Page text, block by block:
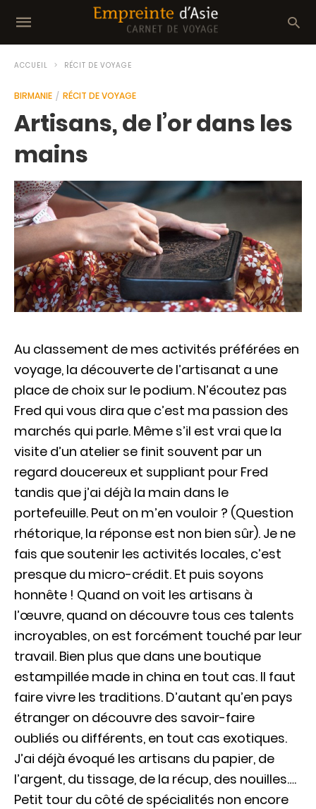
ACCUEIL RÉCIT DE VOYAGE
BIRMANIE RÉCIT DE VOYAGE
Artisans, de l’or dans les
mains
Au classement de mes activités préférées en
voyage, la découverte de l’artisanat a une
place de choix sur le podium. N’écoutez pas
Fred qui vous dira que c’est ma passion des
marchés qui parle. Même s’il est vrai que la
visite d’un atelier se finit souvent par un
regard doucereux et suppliant pour Fred
tandis que j’ai déjà la main dans le
portefeuille. Peut on m’en vouloir ? (Question
rhétorique, la réponse est non bien sûr). Je ne
fais que soutenir les activités locales, c’est
presque du micro-crédit. Et puis soyons
honnête ! Quand on voit les artisans à
l’œuvre, quand on découvre tous ces talents
incroyables, on est forcément touché par leur
travail. Bien plus que dans une boutique
estampillée made in china en tout cas. Il faut
faire vivre les traditions. D’autant qu’en pays
étranger on découvre des savoir-faire
oubliés ou différents, en tout cas exotiques.
J’ai déjà évoqué les artisans du papier, de
l’argent, du tissage, de la récup, des nouilles….
Petit tour du côté de spécialités non encore